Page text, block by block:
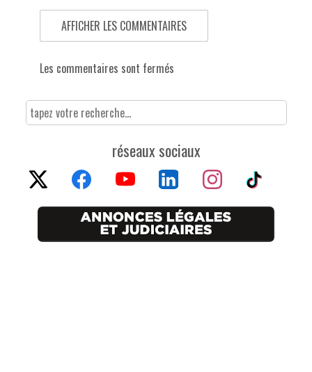
AFFICHER LES COMMENTAIRES
Les commentaires sont fermés
réseaux sociaux